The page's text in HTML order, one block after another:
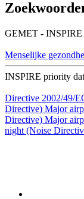
GEMET - INSPIRE
Menselijke
INSPIRE priority
Directive 2002/49/
Directive) Major
Directive) Major
night (Noise